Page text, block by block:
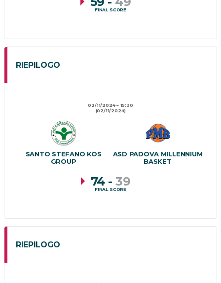
FINAL SCORE
RIEPILOGO
02/11/2024
15:30
(02/11/2024)
SANTO STEFANO KOS
GROUP
ASD PADOVA MILLENNIUM
BASKET
74 - 39
FINAL SCORE
RIEPILOGO